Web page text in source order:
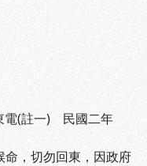
電(註一) 民國二年
，切勿回東，因政府